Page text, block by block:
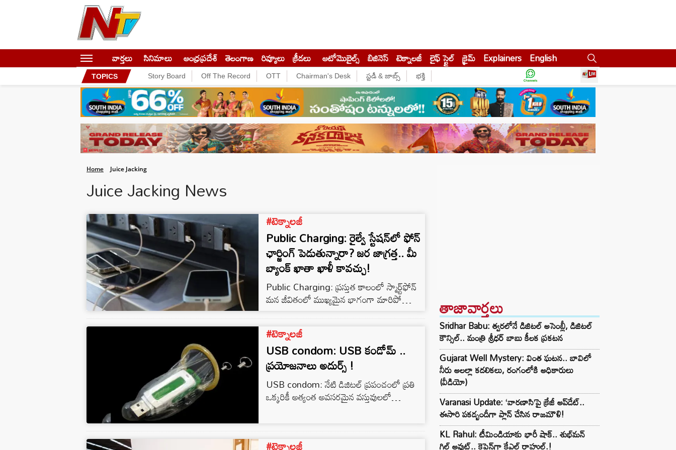
వార్తలు సినిమాలు ఆంధ్రప్రదేశ్ తెలంగాణ రివ్యూలు క్రీడలు ఆటోమొబైల్స్ బిజినెస్‌ టెక్నాలజీ లైఫ్ స్టైల్ క్రైమ్ Explainers English
TOPICS Story Board Off The Record OTT Chairman's Desk స్టడీ & జాబ్స్ భక్తి
Home Juice Jacking
Juice Jacking News
#టెక్నాలజీ
Public Charging: రైల్వే స్టేషన్‌లో ఫోన్
ఛార్జింగ్ పెడుతున్నారా? జర జాగ్రత్త.. మీ
బ్యాంక్ ఖాతా ఖాళీ కావచ్చు!
Public Charging: ప్రస్తుత కాలంలో స్మార్ట్‌ఫోన్
మన జీవితంలో ముఖ్యమైన భాగంగా మారిపోయింది.
వెంటనే ఛార్జింగ్ కోసం చాలా మంది
విమానాశ్రయాలు, రైల్వే స్టేషన్లు, హోటళ్లు, కేఫ్‌లలో
అందుబాటులో ఉండే పబ్లిక్ ఛార్జింగ్ పాయింట్లను
ఉపయోగిస్తుంటారు. అయితే ఈ అలవాటు
కొన్నిసార్లు పెద్ద ప్రమాదానికి దారి తీసే అవకాశం
ఉందని సైబర్ నిపుణులు హెచ్చరిస్తున్నారు. పబ్లిక్
ఛార్జింగ్ స్టేషన్లలో హ్యాకర్లు తమ పరికరాలను అమర్చే
#టెక్నాలజీ
USB condom: USB కండోమ్ ..
ప్రయోజనాలు అదుర్స్ !
USB condom: నేటి డిజిటల్ ప్రపంచంలో ప్రతి
ఒక్కరికీ అత్యంత అవసరమైన వస్తువులలో
స్మార్ట్‌ఫోన్‌లు ముందు వరుసలో ఉంటున్నాయి. మనం
#టెక్నాలజీ
తాజావార్తలు
Sridhar Babu: త్వరలోనే డిజిటల్ అసెంబ్లీ, డిజిటల్
కౌన్సిల్.. మంత్రి శ్రీధర్ బాబు కీలక ప్రకటన
Gujarat Well Mystery: వింత ఘటన.. బావిలో
నీరు అలల్లా కదలికలు, రంగంలోకి అధికారులు
(వీడియో)
Varanasi Update: ‘వారణాసి’పై క్రేజీ అప్‌డేట్..
ఈసారి పకడ్బందీగా ప్లాన్ చేసిన రాజమౌళి!
KL Rahul: టీమిండియాకు భారీ షాక్.. శుభ్‌మన్
గిల్ అవుట్.. కెప్టెన్‌గా కేఎల్ రాహుల్.!